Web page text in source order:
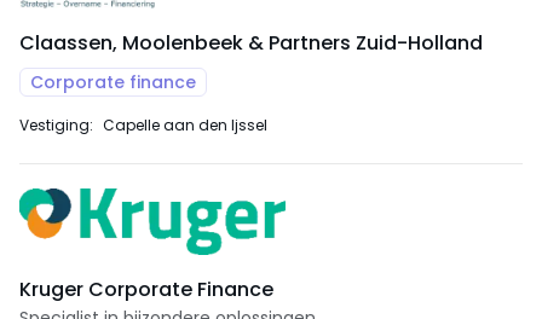
Claassen, Moolenbeek & Partners Zuid-Holland
Corporate finance
Vestiging: Capelle aan den Ijssel
Kruger Corporate Finance